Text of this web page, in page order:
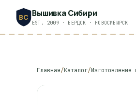
ВС Вышивка Сибири
EST. 2009 · БЕРДСК · НОВОСИБИРСК
Главная/Каталог/